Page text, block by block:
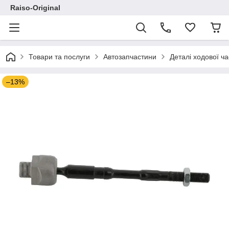
Raiso-Original
Товари та послуги Автозапчастини Деталі ходової
–13%